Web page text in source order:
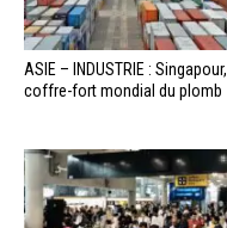
ASIE – INDUSTRIE : Singapour,
coffre-fort mondial du plomb